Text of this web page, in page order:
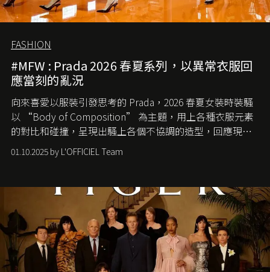
FASHION
#MFW : Prada 2026 春夏系列，以異常衣服回
應當刻的亂況
向來喜愛以服裝引發思考的 Prada，2026 春夏女裝時裝騷
以 “Body of Composition” 為主題，用上各種衣服元素
的對比和碰撞，呈現出騷上各個不協調的造型，回應現今
社會各種資訊、文化超載的現象。
01.10.2025 by L'OFFICIEL Team